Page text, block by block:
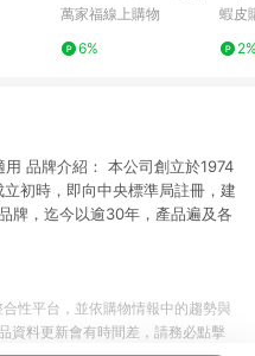
網路監控主機 監視器主
萬家福線上購物
6%
紅外
測
蝦皮
品牌介紹： 本公司創立於1974
初時，即向中央標準局註冊，建
牌，迄今以逾30年，產品遍及各
性平台，並依購物情報中的趨勢與
資料更新會有時間差，請務必點擊